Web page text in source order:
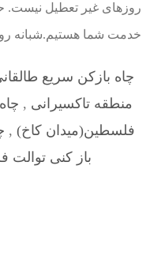
روزهای غیر تعطیل نیست.
خدمت شما هستیم.شبانه
چاه بازکن سریع
منطقه تاکسیرانی ,
فلسطین(میدان کاخ) ,
باز کنی توالت